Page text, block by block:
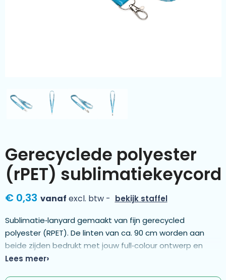
Meer categorieën
Gerecyclede polyester
(rPET) sublimatiekeycord
€ 0,33 vanaf excl. btw - bekijk staffel
Sublimatie‑lanyard gemaakt van fijn gerecycled
polyester (RPET). De linten van ca. 90 cm worden aan
beide zijden bedrukt met jouw full‑colour ontwerp en
fotografische afbeeldingen. - ML1303
Lees meer